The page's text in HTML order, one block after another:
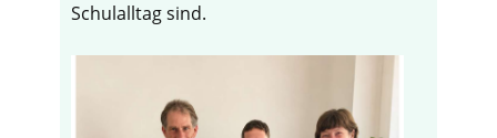
Schulalltag sind.